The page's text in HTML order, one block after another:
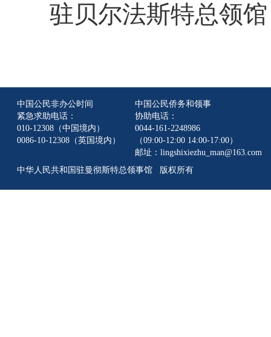
驻贝尔法斯特总领馆
中国公民非办公时间
紧急求助电话：
010-12308（中国境内）
0086-10-12308（英国境内）
中国公民侨务和领事
协助电话：
0044-161-2248986
（09:00-12:00 14:00-17:00）
邮址：lingshixiezhu_man@163.com
中华人民共和国驻曼彻斯特总领事馆 版权所有